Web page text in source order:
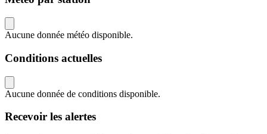
Aucune donnée météo disponible.
Conditions actuelles
Aucune donnée de conditions disponible.
Recevoir les alertes